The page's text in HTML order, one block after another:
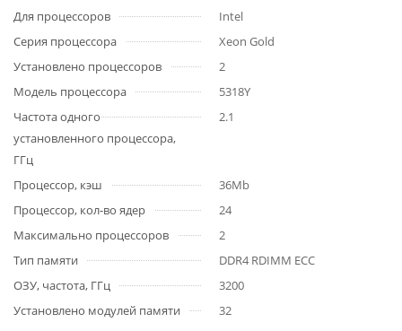
Для процессоров
Intel
Серия процессора
Xeon Gold
Установлено процессоров
2
Модель процессора
5318Y
Частота одного
установленного процессора,
ГГц
2.1
Процессор, кэш
36Mb
Процессор, кол-во ядер
24
Максимально процессоров
2
Тип памяти
DDR4 RDIMM ECC
ОЗУ, частота, ГГц
3200
Установлено модулей памяти
32